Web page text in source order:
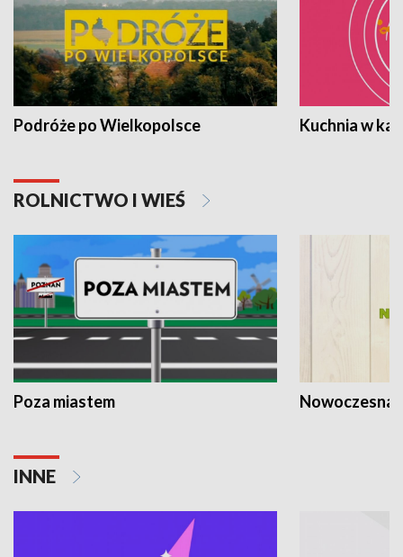
Podróże po Wielkopolsce Kuchnia w
ROLNICTWO I WIEŚ
Poza miastem Nowoczesna
INNE